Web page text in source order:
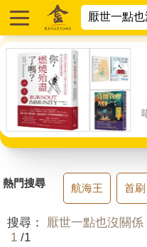
熱門搜尋 航海王 首刷
搜尋： 厭世一點也沒關係
1 /1